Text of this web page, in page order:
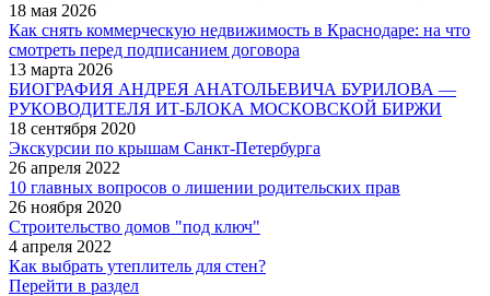
18 мая 2026
Как снять коммерческую недвижимость в Краснодаре: на что
смотреть перед подписанием договора
13 марта 2026
БИОГРАФИЯ АНДРЕЯ АНАТОЛЬЕВИЧА БУРИЛОВА —
РУКОВОДИТЕЛЯ ИТ-БЛОКА МОСКОВСКОЙ БИРЖИ
18 сентября 2020
Экскурсии по крышам Санкт-Петербурга
26 апреля 2022
10 главных вопросов о лишении родительских прав
26 ноября 2020
Строительство домов "под ключ"
4 апреля 2022
Как выбрать утеплитель для стен?
Перейти в раздел